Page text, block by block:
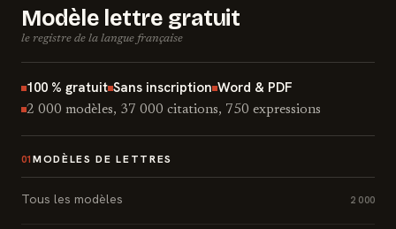
Modèle lettre gratuit
le registre de la langue française
100 % gratuit Sans inscription Word & PDF
2 000 modèles, 37 000 citations, 750 expressions
01 MODÈLES DE LETTRES
Tous les modèles 2 000